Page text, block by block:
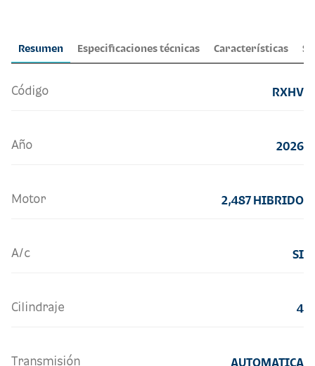
Resumen Especificaciones técnicas Características
Código RXHV
Año 2026
Motor 2,487 HIBRIDO
A/c SI
Cilindraje 4
Transmisión AUTOMATICA